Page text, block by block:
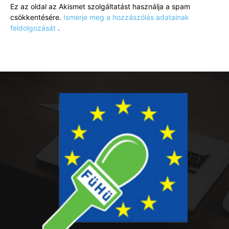
Ez az oldal az Akismet szolgáltatást használja a spam
csökkentésére. Ismerje meg a hozzászólás adatainak
feldolgozását .